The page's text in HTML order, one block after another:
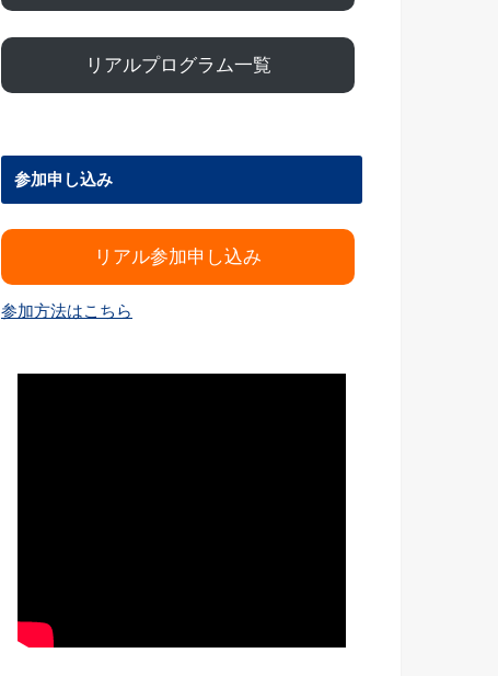
リアルプログラム一覧
参加申し込み
リアル参加申し込み
参加方法はこちら